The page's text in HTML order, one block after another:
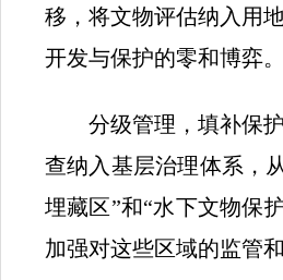
移，将文物评估纳入用
开发与保护的零和博弈。
分级管理，填补保
查纳入基层治理体系，
埋藏区”和“水下文物保
加强对这些区域的监管